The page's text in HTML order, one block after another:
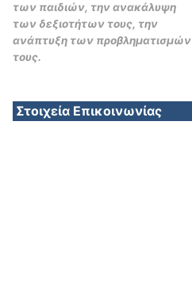
των παιδιών, την ανακάλυψη
των δεξιοτήτων τους, την
ανάπτυξη των προβληματισμών
τους.
Στοιχεία Επικοινωνίας